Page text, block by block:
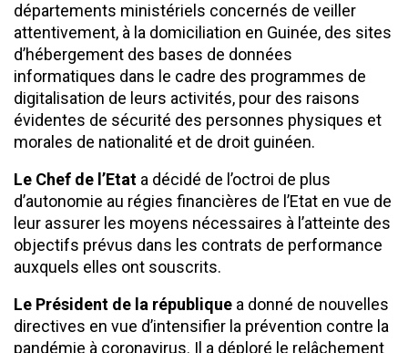
départements ministériels concernés de veiller
attentivement, à la domiciliation en Guinée, des sites
d’hébergement des bases de données
informatiques dans le cadre des programmes de
digitalisation de leurs activités, pour des raisons
évidentes de sécurité des personnes physiques et
morales de nationalité et de droit guinéen.
Le Chef de l’Etat a décidé de l’octroi de plus
d’autonomie au régies financières de l’Etat en vue de
leur assurer les moyens nécessaires à l’atteinte des
objectifs prévus dans les contrats de performance
auxquels elles ont souscrits.
Le Président de la république a donné de nouvelles
directives en vue d’intensifier la prévention contre la
pandémie à coronavirus. Il a déploré le relâchement